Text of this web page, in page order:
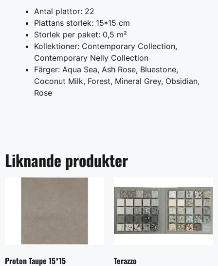
Antal plattor: 22
Plattans storlek: 15*15 cm
Storlek per paket: 0,5 m²
Kollektioner: Contemporary Collection,
Contemporary Nelly Collection
Färger: Aqua Sea, Ash Rose, Bluestone,
Coconut Milk, Forest, Mineral Grey, Obsidian,
Rose
Liknande produkter
Proton Taupe 15*15 Terazzo